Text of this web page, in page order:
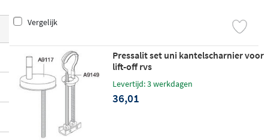
Vergelijk
Pressalit set uni kantelscharnier voor
lift-off rvs
Levertijd: 3 werkdagen
36,01